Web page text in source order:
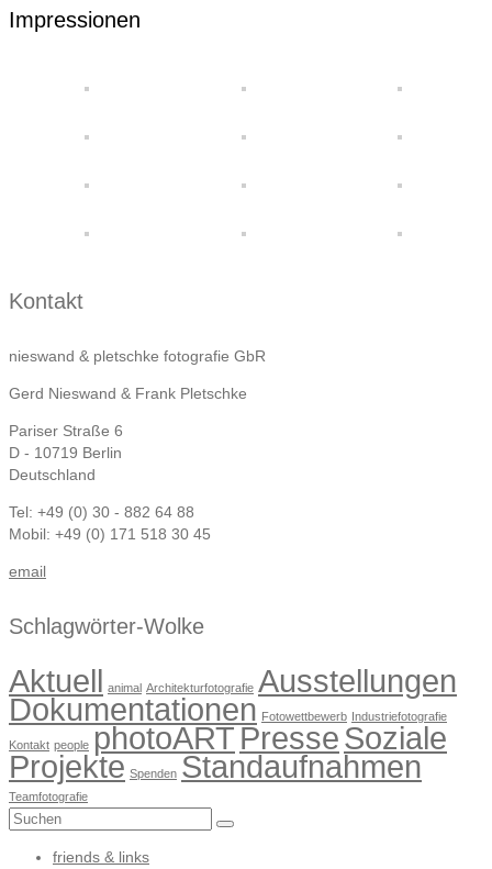
Impressionen
Kontakt
nieswand & pletschke fotografie GbR
Gerd Nieswand & Frank Pletschke
Pariser Straße 6
D - 10719 Berlin
Deutschland
Tel: +49 (0) 30 - 882 64 88
Mobil: +49 (0) 171 518 30 45
email
Schlagwörter-Wolke
Aktuell animal Architekturfotografie Ausstellungen
Dokumentationen Fotowettbewerb Industriefotografie
Kontakt people photoARTPresseSoziale
Projekte Spenden Standaufnahmen
Teamfotografie
Suchen
friends & links